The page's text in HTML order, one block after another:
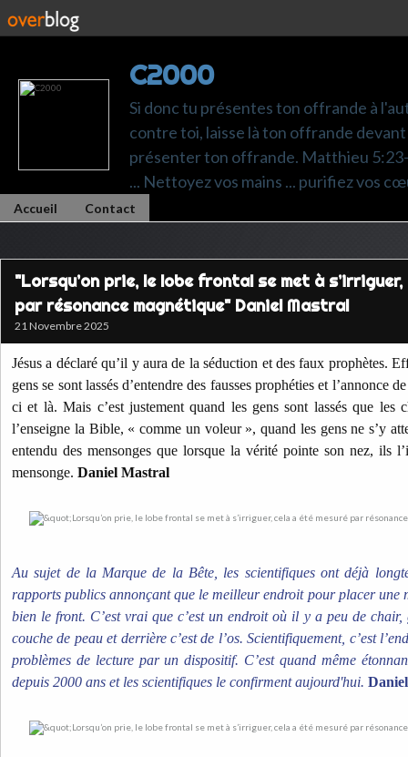
C2000
Si donc tu présentes ton offrande à
contre toi, laisse là ton offrande
présenter ton offrande. Matthieu 5:23-
... Nettoyez vos mains ... purifiez vos
Accueil Contact
"Lorsqu’on prie, le lobe frontal se met à
par résonance magnétique" Daniel Mastral
21 Novembre 2025
Jésus a déclaré qu’il y aura de la séduction et des faux prophètes.
gens se sont lassés d’entendre des fausses prophéties et l’annonce
ci et là. Mais c’est justement quand les gens sont lassés que les
l’enseigne la Bible, « comme un voleur », quand les gens ne s’y
entendu des mensonges que lorsque la vérité pointe son nez, ils
mensonge. Daniel Mastral
Au sujet de la Marque de la Bête, les scientifiques ont déjà
rapports publics annonçant que le meilleur endroit pour placer une
bien le front. C’est vrai que c’est un endroit où il y a peu de
couche de peau et derrière c’est de l’os. Scientifiquement, c’est
problèmes de lecture par un dispositif. C’est quand même
depuis 2000 ans et les scientifiques le confirment aujourd'hui.